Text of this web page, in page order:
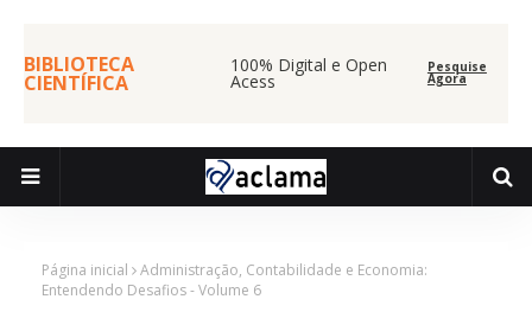
BIBLIOTECA
CIENTÍFICA
100% Digital e Open
Acess
Pesquise
Agora
Página inicial
Administração, Contabilidade e Economia:
Entendendo Desafios - Volume 6